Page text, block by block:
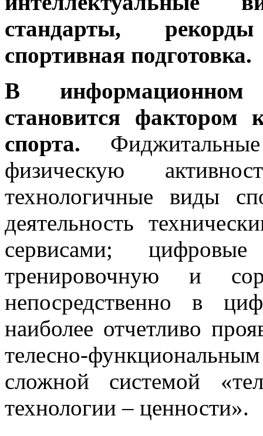
стандарты,
спортивная подготовка.
В информационном
становится фактором
спорта.
физическую
технологичные виды
деятельность
сервисами;
тренировочную и
непосредственно в
наиболее отчетливо
телесно-
сложной системой
технологии – ценности».